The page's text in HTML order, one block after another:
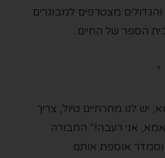
מצטרפים למבוגרים
הספר של החיים.
*
יש לנו מחרתיים טיול, צריך
אני רעבה!" החבורה
אוספת אותם